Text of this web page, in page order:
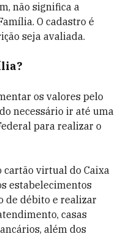
não significa a
O cadastro é
seja avaliada.
os valores pelo
necessário ir até uma
para realizar o
virtual do Caixa
estabelecimentos
de débito e realizar
casas
além dos